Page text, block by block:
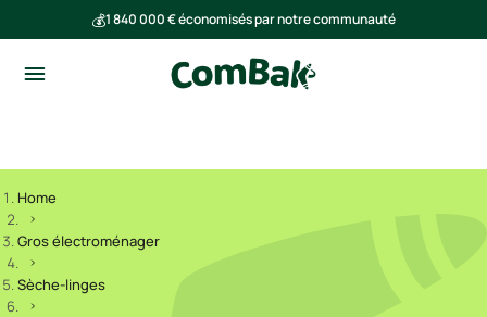
💰1 840 000 € économisés par notre communauté
Home
Gros électroménager
Sèche-linges